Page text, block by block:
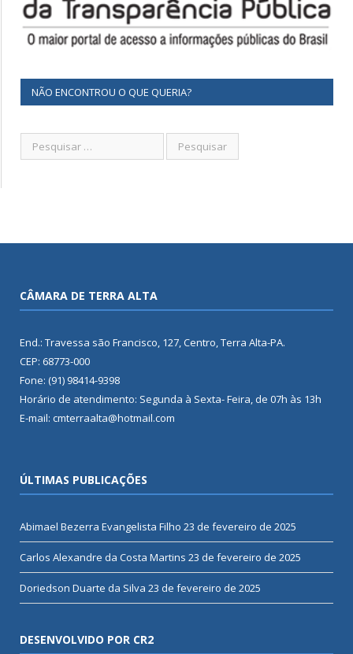
NÃO ENCONTROU O QUE QUERIA?
CÂMARA DE TERRA ALTA
End.: Travessa são Francisco, 127, Centro, Terra Alta-PA.
CEP: 68773-000
Fone: (91) 98414-9398
Horário de atendimento: Segunda à Sexta- Feira, de 07h às 13h
E-mail: cmterraalta@hotmail.com
ÚLTIMAS PUBLICAÇÕES
Abimael Bezerra Evangelista Filho 23 de fevereiro de 2025
Carlos Alexandre da Costa Martins 23 de fevereiro de 2025
Doriedson Duarte da Silva 23 de fevereiro de 2025
DESENVOLVIDO POR CR2